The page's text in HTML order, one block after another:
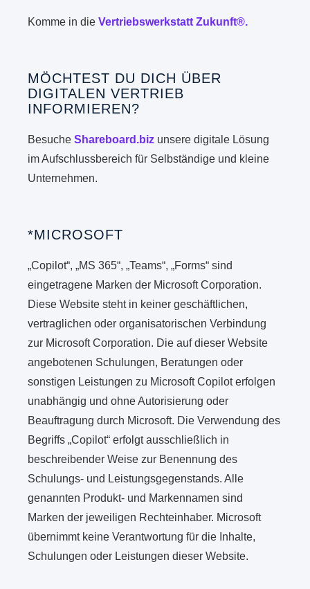
Komme in dieVertriebswerkstatt Zukunft®.
MÖCHTEST DU DICH ÜBER
DIGITALEN VERTRIEB
INFORMIEREN?
BesucheShareboard.biz unsere digitale Lösung
im Aufschlussbereich für Selbständige und kleine
Unternehmen.
*MICROSOFT
„Copilot“, „MS 365“, „Teams“, „Forms“ sind
eingetragene Marken der Microsoft Corporation.
Diese Website steht in keiner geschäftlichen,
vertraglichen oder organisatorischen Verbindung
zur Microsoft Corporation. Die auf dieser Website
angebotenen Schulungen, Beratungen oder
sonstigen Leistungen zu Microsoft Copilot erfolgen
unabhängig und ohne Autorisierung oder
Beauftragung durch Microsoft. Die Verwendung des
Begriffs „Copilot“ erfolgt ausschließlich in
beschreibender Weise zur Benennung des
Schulungs- und Leistungsgegenstands. Alle
genannten Produkt- und Markennamen sind
Marken der jeweiligen Rechteinhaber. Microsoft
übernimmt keine Verantwortung für die Inhalte,
Schulungen oder Leistungen dieser Website.